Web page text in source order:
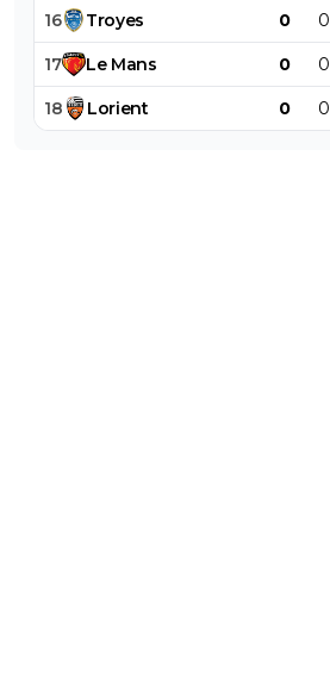
16 Troyes 0 0
17 Le Mans 0 0
18 Lorient 0 0